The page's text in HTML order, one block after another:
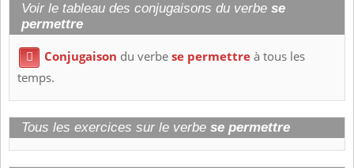
Voir le tableau des conjugaisons du verbe se
permettre
 Conjugaison du verbese permettreà tous les
temps.
Tous les exercices sur le verbe se permettre